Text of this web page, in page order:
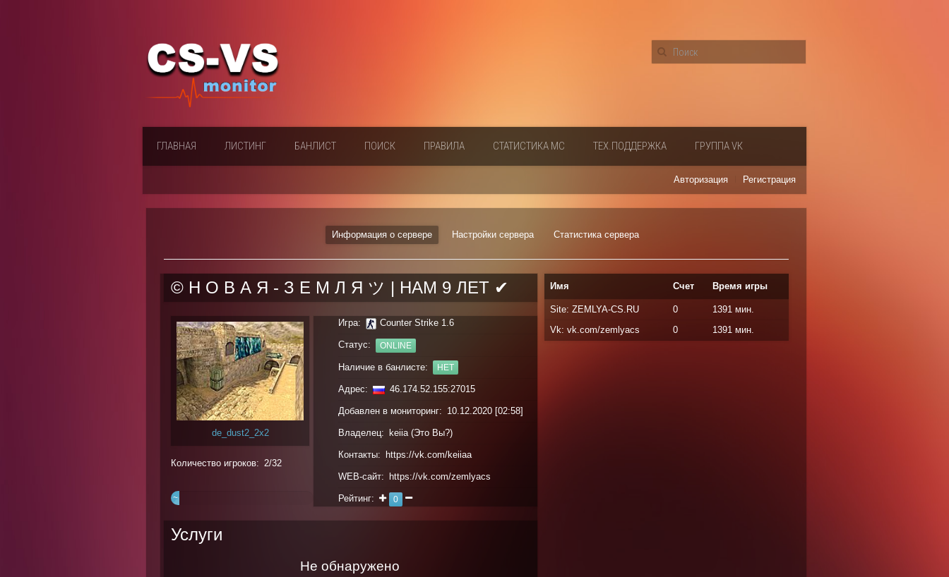
ГЛАВНАЯ ЛИСТИНГ БАНЛИСТ ПОИСК ПРАВИЛА СТАТИСТИКА МС ТЕХ.ПОДДЕРЖКА ГРУППА VК
Авторизация Регистрация
Информация о сервере Настройки сервера Статистика сервера
© Н О В А Я - З Е М Л Я ツ | НАМ 9 ЛЕТ ✔
de_dust2_2x2
Количество игроков: 2/32
~
Игра: Counter Strike 1.6
Статус: ONLINE
Наличие в банлисте: НЕТ
Адрес: 46.174.52.155:27015
Добавлен в мониторинг: 10.12.2020 [02:58]
Владелец: keiia (Это Вы?)
Контакты: https://vk.com/keiiaa
WEB-сайт: https://vk.com/zemlyacs
Рейтинг: 0
Услуги
Не обнаружено
Имя Счет Время игры
Site: ZEMLYA-CS.RU 0
1391 мин.
Vk: vk.com/zemlyacs
0 1391 мин.